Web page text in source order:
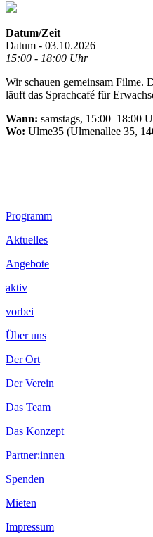
Datum/Zeit
Datum - 03.10.2026
15:00 - 18:00 Uhr
Wir schauen gemeinsam Filme.
läuft das Sprachcafé für
Wann: samstags, 15:00–18:00
Wo: Ulme35 (Ulmenallee 35,
Footer
Inhalt
Programm
Aktuelles
Angebote
aktiv
vorbei
Über uns
Der Ort
Der Verein
Das Team
Das Konzept
Partner:innen
Spenden
Mieten
Impressum